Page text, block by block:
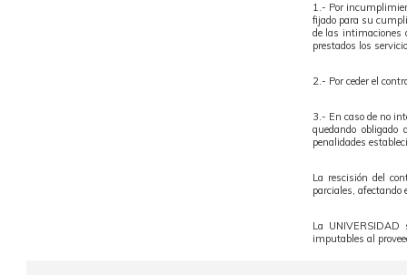
1.- Por
fijado para su
de las intimaciones
prestados los
2.- Por ceder el
3.- En caso de no
quedando
penalidades
La rescisión del
parciales, afectando
La UNIVERSIDAD
imputables al